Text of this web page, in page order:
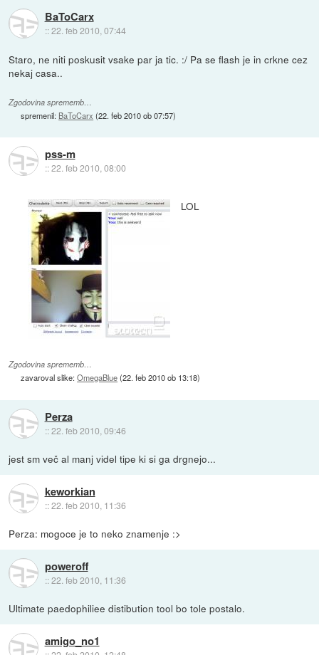
BaToCarx
::22. feb 2010, 07:44
Staro, ne niti poskusit vsake par ja tic. :/ Pa se flash je in crkne cez
nekaj casa..
Zgodovina sprememb…
spremenil: BaToCarx (22. feb 2010 ob 07:57)
pss-m
::22. feb 2010, 08:00
LOL
Zgodovina sprememb…
zavaroval slike:OmegaBlue(22. feb 2010 ob 13:18)
Perza
::22. feb 2010, 09:46
jest sm več al manj videl tipe ki si ga drgnejo...
keworkian
::22. feb 2010, 11:36
Perza: mogoce je to neko znamenje :>
poweroff
::22. feb 2010, 11:36
Ultimate paedophiliee distibution tool bo tole postalo.
amigo_no1